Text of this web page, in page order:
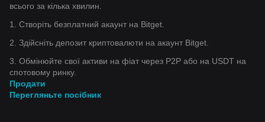
всього за кілька хвилин.
1. Створіть безплатний акаунт на Bitget.
2. Здійсніть депозит криптовалюти на акаунт Bitget.
3. Обмінюйте свої активи на фіат через P2P або на USDT на
спотовому ринку.
Продати
Перегляньте посібник